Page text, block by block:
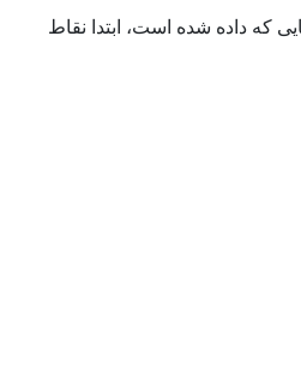
که داده شده است، ابتدا نقاط